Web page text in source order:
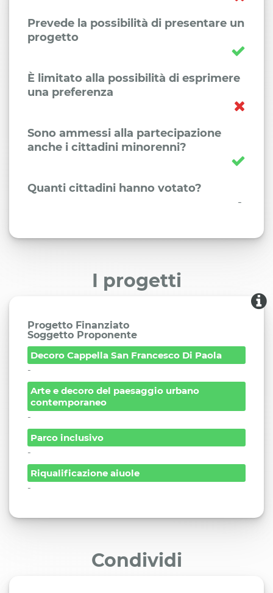
Prevede la possibilità di presentare un
progetto
È limitato alla possibilità di esprimere
una preferenza
Sono ammessi alla partecipazione
anche i cittadini minorenni?
Quanti cittadini hanno votato?
-
I progetti
Progetto Finanziato
Soggetto Proponente
Decoro Cappella San Francesco Di Paola
-
Arte e decoro del paesaggio urbano
contemporaneo
-
Parco inclusivo
-
Riqualificazione aiuole
-
Condividi